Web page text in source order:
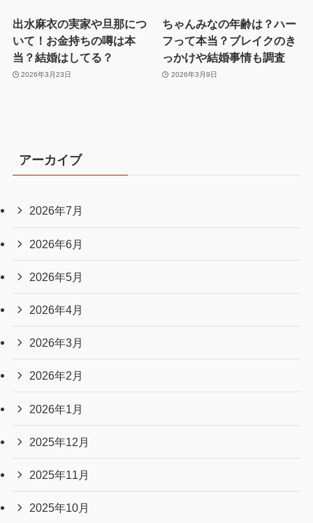
出水麻衣の実家や旦那につ
いて！お金持ちの噂は本
当？結婚はしてる？
2026年3月23日
ちゃんみなの年齢は？ハー
フって本当？ブレイクのき
っかけや結婚事情も調査
2026年3月9日
アーカイブ
2026年7月
2026年6月
2026年5月
2026年4月
2026年3月
2026年2月
2026年1月
2025年12月
2025年11月
2025年10月